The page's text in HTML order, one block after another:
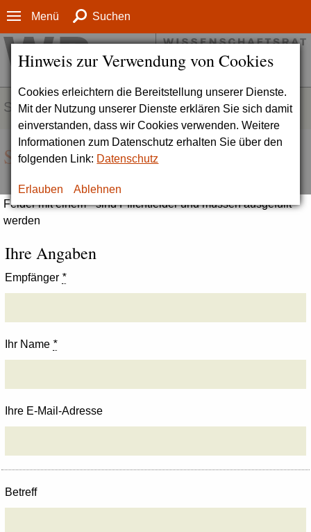
Hinweis zur Verwendung von Cookies
Cookies erleichtern die Bereitstellung unserer Dienste.
Mit der Nutzung unserer Dienste erklären Sie sich damit
einverstanden, dass wir Cookies verwenden. Weitere
Informationen zum Datenschutz erhalten Sie über den
folgenden Link: Datenschutz
Erlauben Ablehnen
Menü Suchen
SERVICE
Seite empfehlen
Felder mit einem * sind Pflichtfelder und müssen ausgefüllt
werden
Ihre Angaben
Empfänger *
Ihr Name *
Ihre E-Mail-Adresse
Betreff